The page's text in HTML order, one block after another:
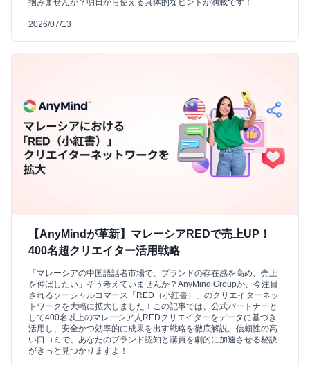
掴みませんか？明日から使える具体的なヒントが満載です！
2026/07/13
【AnyMindが革新】マレーシアREDで売上UP！
400名超クリエイター活用戦略
「マレーシアの中国語話者市場で、ブランドの存在感を高め、売上
を伸ばしたい」そう考えていませんか？AnyMind Groupが、今注目
されるソーシャルコマース「RED（小紅書）」のクリエイターネッ
トワークを大幅に拡大しました！この記事では、公式パートナーと
して400名以上のマレーシア人REDクリエイターをデータに基づき
活用し、安全かつ効率的に成果を出す戦略を徹底解説。信頼性の高
い口コミで、あなたのブランド認知と購買を劇的に加速させる秘訣
がきっと見つかりますよ！